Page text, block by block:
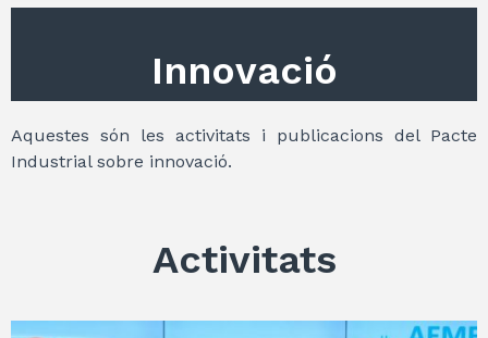
Innovació
Aquestes són les activitats i publicacions del Pacte
Industrial sobre innovació.
Activitats